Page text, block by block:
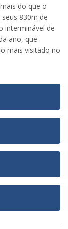
do que o
830m de
interminável de
ano, que
mais visitado no